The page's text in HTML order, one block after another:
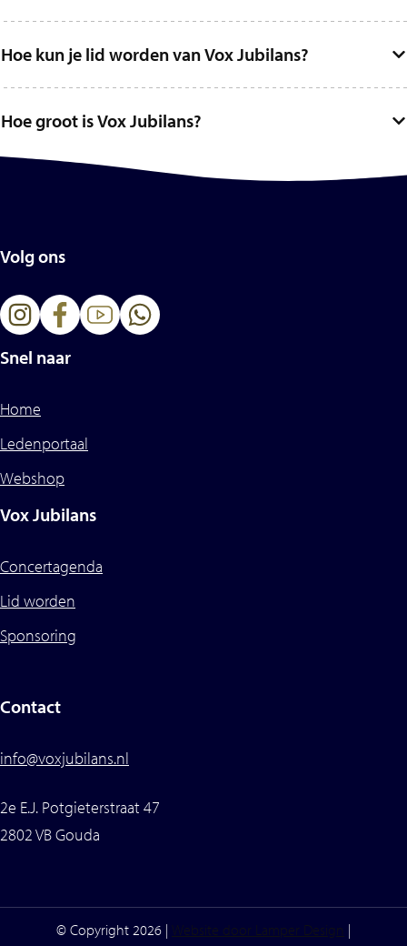
Hoe kun je lid worden van Vox Jubilans?
Hoe groot is Vox Jubilans?
Volg ons
Snel naar
Home
Ledenportaal
Webshop
Vox Jubilans
Concertagenda
Lid worden
Sponsoring
Contact
info@voxjubilans.nl
2e E.J. Potgieterstraat 47
2802 VB Gouda
© Copyright 2026 | Website door Lamper Design |
Item toegevoegd aan winkelwagen.
0 items -€0,00
Afrekenen